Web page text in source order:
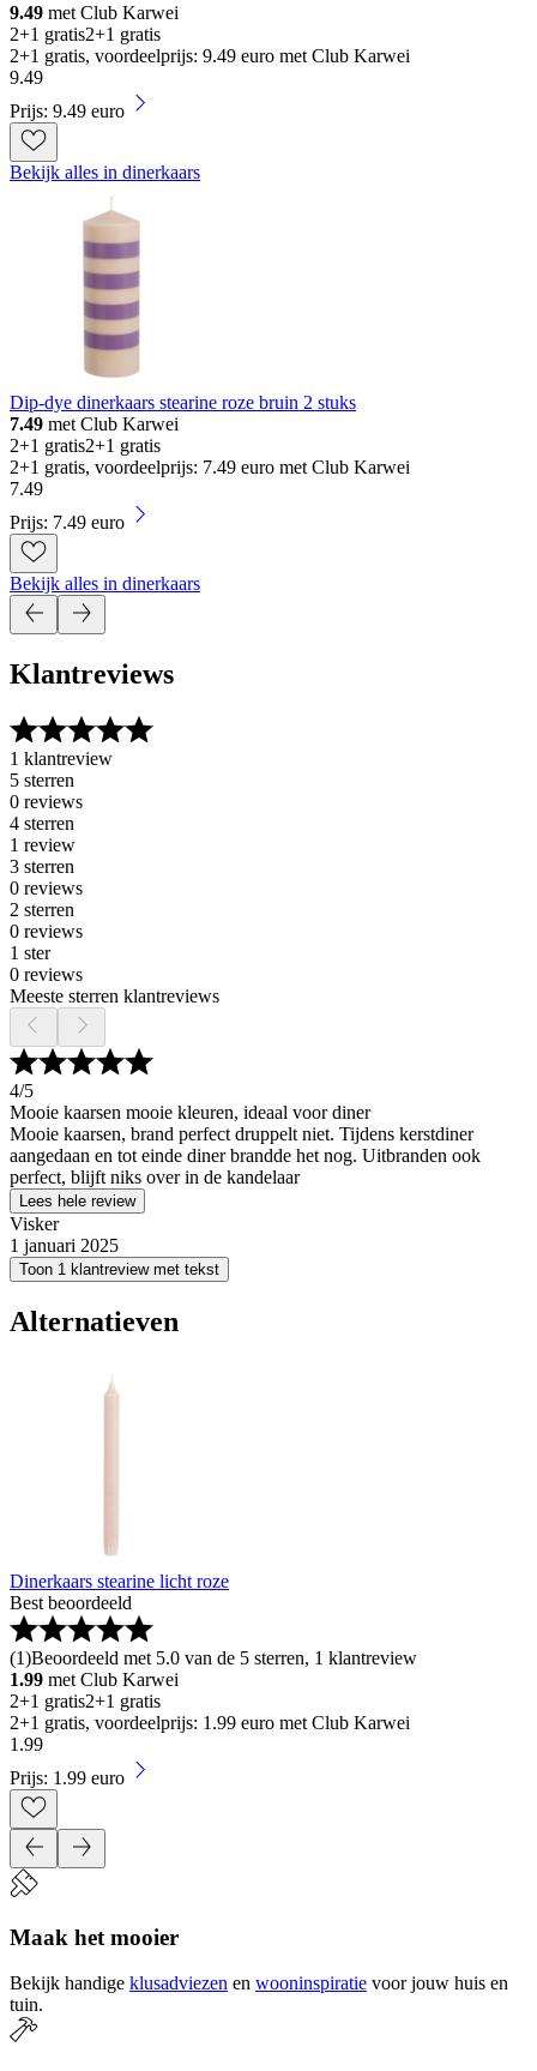
9.49 met Club Karwei
2+1 gratis2+1 gratis
2+1 gratis, voordeelprijs: 9.49 euro met Club Karwei
9.49
Prijs: 9.49 euro
Bekijk alles in dinerkaars
Dip-dye dinerkaars stearine roze bruin 2 stuks
7.49 met Club Karwei
2+1 gratis2+1 gratis
2+1 gratis, voordeelprijs: 7.49 euro met Club Karwei
7.49
Prijs: 7.49 euro
Bekijk alles in dinerkaars
Klantreviews
1 klantreview
5 sterren
0 reviews
4 sterren
1 review
3 sterren
0 reviews
2 sterren
0 reviews
1 ster
0 reviews
Meeste sterren klantreviews
4/5
Mooie kaarsen mooie kleuren, ideaal voor diner
Mooie kaarsen, brand perfect druppelt niet. Tijdens kerstdiner
aangedaan en tot einde diner brandde het nog. Uitbranden ook
perfect, blijft niks over in de kandelaar
Lees hele review
Visker
1 januari 2025
Toon 1 klantreview met tekst
Alternatieven
Dinerkaars stearine licht roze
Best beoordeeld
(1)Beoordeeld met 5.0 van de 5 sterren, 1 klantreview
1.99 met Club Karwei
2+1 gratis2+1 gratis
2+1 gratis, voordeelprijs: 1.99 euro met Club Karwei
1 .99
Prijs: 1.99 euro
Maak het mooier
Bekijk handige klusadviezen en wooninspiratie voor jouw huis en
tuin.